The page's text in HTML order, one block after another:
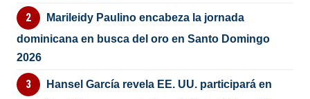
Marileidy Paulino encabeza la jornada
dominicana en busca del oro en Santo Domingo
2026
Hansel García revela EE. UU. participará en